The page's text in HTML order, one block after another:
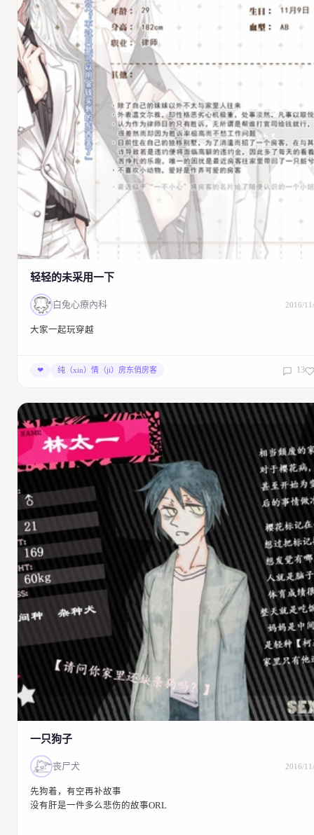
生啃小茶
你哈哈哈哈哈哈哈哈哈哈哈哈哈哈哈哈救命我哈哈哈哈哈哈
哈哈哈哈哈哈哈晕厥救我要死了
遇见通缉暗堕的时候是不是会“我今天要稍微得罪你们一下”然
后用吉他biubiu……救命我要笑傻了，国际抗衰老中心主任燃
娘娘……（笑到昏厥啦！
2016/11/26 01:33:08 回复
雪卡林
……茍利國家生死以，豈因禍福避趨之
2016/11/26 08:58:40回复
+RAN+
雪卡林
+1s
2016/11/26 23:33:57回复
+RAN+ 回复
生啃小茶
你们不要见得风就是雨，将来对魔法少女的言论有偏差你们是要负责
说完就掏出夏威夷吉他对着暗堕的少女biubiubiubiu
浏览这个页面的时候我感觉我似乎被夺取了时间……！！！真是可怕
力！
2017/04/20 08:36:22
轻轻的未采用一下
白兔心療內科 2016/
大家一起玩穿越
❤ 纯（xin）情（ji）房东俏房客 13
撕掉我的生物书
卧槽，下课立马跑过来冲上沙发……………………你的姿势
比起律师更像牛郎你知道吗！！！！！（踢飞）但是好腰，
2016/11/23 00:57:24 回复
撕掉我的生物书
你这个字设充满了对我的恶意………………人性的暴露。你居然还嫌
白猫，那个是你的本体好吗快醒醒！！！！！！（飞踢）
这种把别人名片给其他小姑娘的行为！好的，我这就和人家小姑娘拍拖
（并没有）
你每次都能把西装三件套穿的跟没穿一样。（？？？？？？？？）
回复
早睡早起身体好
好帅啊！！！！！！！！
↑穿得跟没穿一样笑死wwwwwww嫌弃大白猫wwwwww
2016/11/23 01:22:39 回复
玛德！！！！！！咱哥！！！！！！！！！真
2016/11/23 02:02:25
小黑
……衷心地希望你们认真地搞一搞这个现PA（擦了口水
一只狗子
丧尸犬 2016/
先狗着，有空再补故事
没有肝是一件多么悲伤的故事ORL